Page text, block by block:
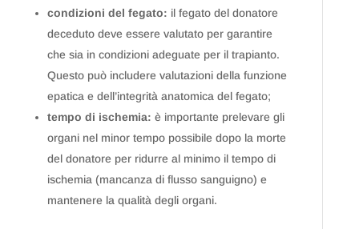
condizioni del fegato: il fegato del donatore
deceduto deve essere valutato per garantire
che sia in condizioni adeguate per il trapianto.
Questo può includere valutazioni della funzione
epatica e dell’integrità anatomica del fegato;
tempo di ischemia: è importante prelevare gli
organi nel minor tempo possibile dopo la morte
del donatore per ridurre al minimo il tempo di
ischemia (mancanza di flusso sanguigno) e
mantenere la qualità degli organi.